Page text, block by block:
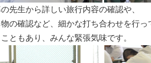
先生から詳しい旅行内容の確認や、
の確認など、細かな打ち合わせを行っ
ともあり、みんな緊張気味です。